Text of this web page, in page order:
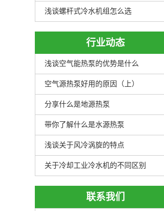
浅谈螺杆式冷水机组怎么选
行业动态
浅谈空气能热泵的优势是什么
空气源热泵好用的原因（上）
分享什么是地源热泵
带你了解什么是水源热泵
浅谈关于风冷涡旋的特点
关于冷却工业冷水机的不同区别
联系我们